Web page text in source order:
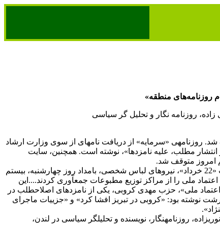
روزنامه‌های منطقه»
روزنامه نگار و تحلیل گر سیاسی
روزنامه‏ی «سرمایه» از دریافت نامه‏ای از سوی وزارت ارشاد
انتشار مطلب، علیه نامزدها»، نوشته است. هم‏چنین، سایت
امروز متوقف شد.
بر اساس خبر ویژه‏ی سایت «22 خرداد»، نیروهای لباس شخصی، بامداد روز چهارشنبه، بیستم
ملی را از مراکز توزیع مطبوعات جمع‏آوری کردند....این
ملی»، حزب مهدی کروبی، یکی از نامزدهای اصلاح‏طلب در
درشت نوشته بود: «کروبی در تبریز افشا کرد» و «جزییات ماجرای
روزنامه‏نگار، نویسنده و تحلیل‏گر سیاسی در لندن،